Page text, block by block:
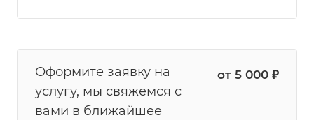
Оформите заявку на
услугу, мы свяжемся с
вами в ближайшее
от 5 000 ₽